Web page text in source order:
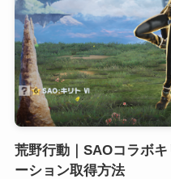
荒野行動｜SAOコラボ
ーション取得方法